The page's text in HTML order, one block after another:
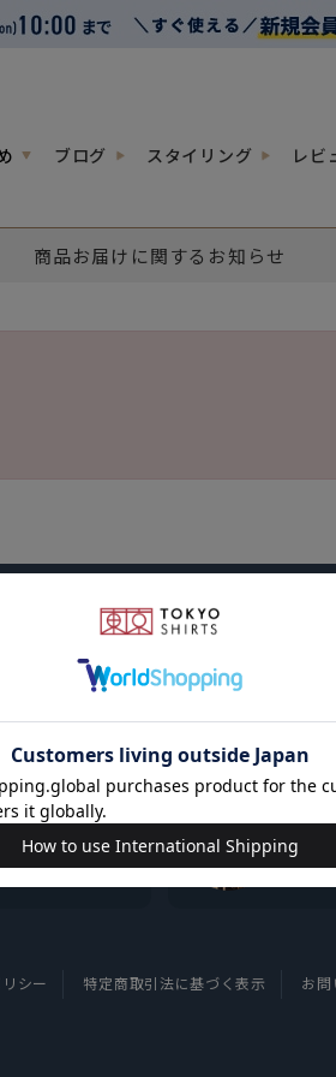
ブログ スタイリング レビ
商品お届けに関するお知らせ
ャツについて
シー 特定商取引法に基づく表示 お問